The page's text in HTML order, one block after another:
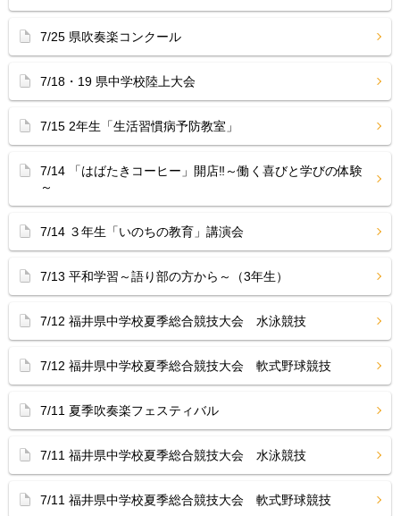
7/25 県吹奏楽コンクール
7/18・19 県中学校陸上大会
7/15 2年生「生活習慣病予防教室」
7/14 「はばたきコーヒー」開店‼︎～働く喜びと学びの体験
～
7/14 ３年生「いのちの教育」講演会
7/13 平和学習～語り部の方から～（3年生）
7/12 福井県中学校夏季総合競技大会 水泳競技
7/12 福井県中学校夏季総合競技大会 軟式野球競技
7/11 夏季吹奏楽フェスティバル
7/11 福井県中学校夏季総合競技大会 水泳競技
7/11 福井県中学校夏季総合競技大会 軟式野球競技